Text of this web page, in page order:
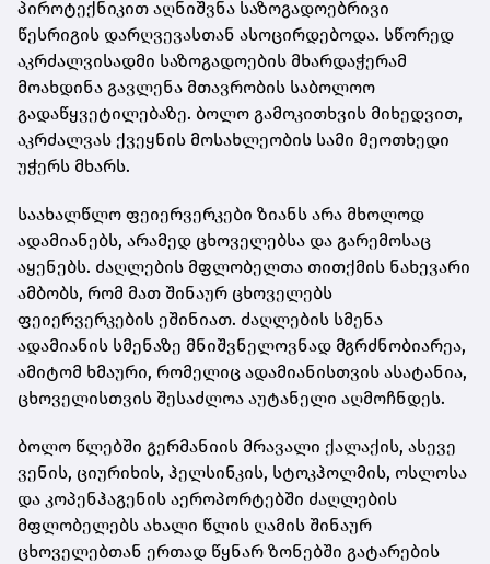
პიროტექნიკით აღნიშვნა საზოგადოებრივი
წესრიგის დარღვევასთან ასოცირდებოდა. სწორედ
აკრძალვისადმი საზოგადოების მხარდაჭერამ
მოახდინა გავლენა მთავრობის საბოლოო
გადაწყვეტილებაზე. ბოლო გამოკითხვის მიხედვით,
აკრძალვას ქვეყნის მოსახლეობის სამი მეოთხედი
უჭერს მხარს.
საახალწლო ფეიერვერკები ზიანს არა მხოლოდ
ადამიანებს, არამედ ცხოველებსა და გარემოსაც
აყენებს. ძაღლების მფლობელთა თითქმის ნახევარი
ამბობს, რომ მათ შინაურ ცხოველებს
ფეიერვერკების ეშინიათ. ძაღლების სმენა
ადამიანის სმენაზე მნიშვნელოვნად მგრძნობიარეა,
ამიტომ ხმაური, რომელიც ადამიანისთვის ასატანია,
ცხოველისთვის შესაძლოა აუტანელი აღმოჩნდეს.
ბოლო წლებში გერმანიის მრავალი ქალაქის, ასევე
ვენის, ციურიხის, ჰელსინკის, სტოკჰოლმის, ოსლოსა
და კოპენჰაგენის აეროპორტებში ძაღლების
მფლობელებს ახალი წლის ღამის შინაურ
ცხოველებთან ერთად წყნარ ზონებში გატარების